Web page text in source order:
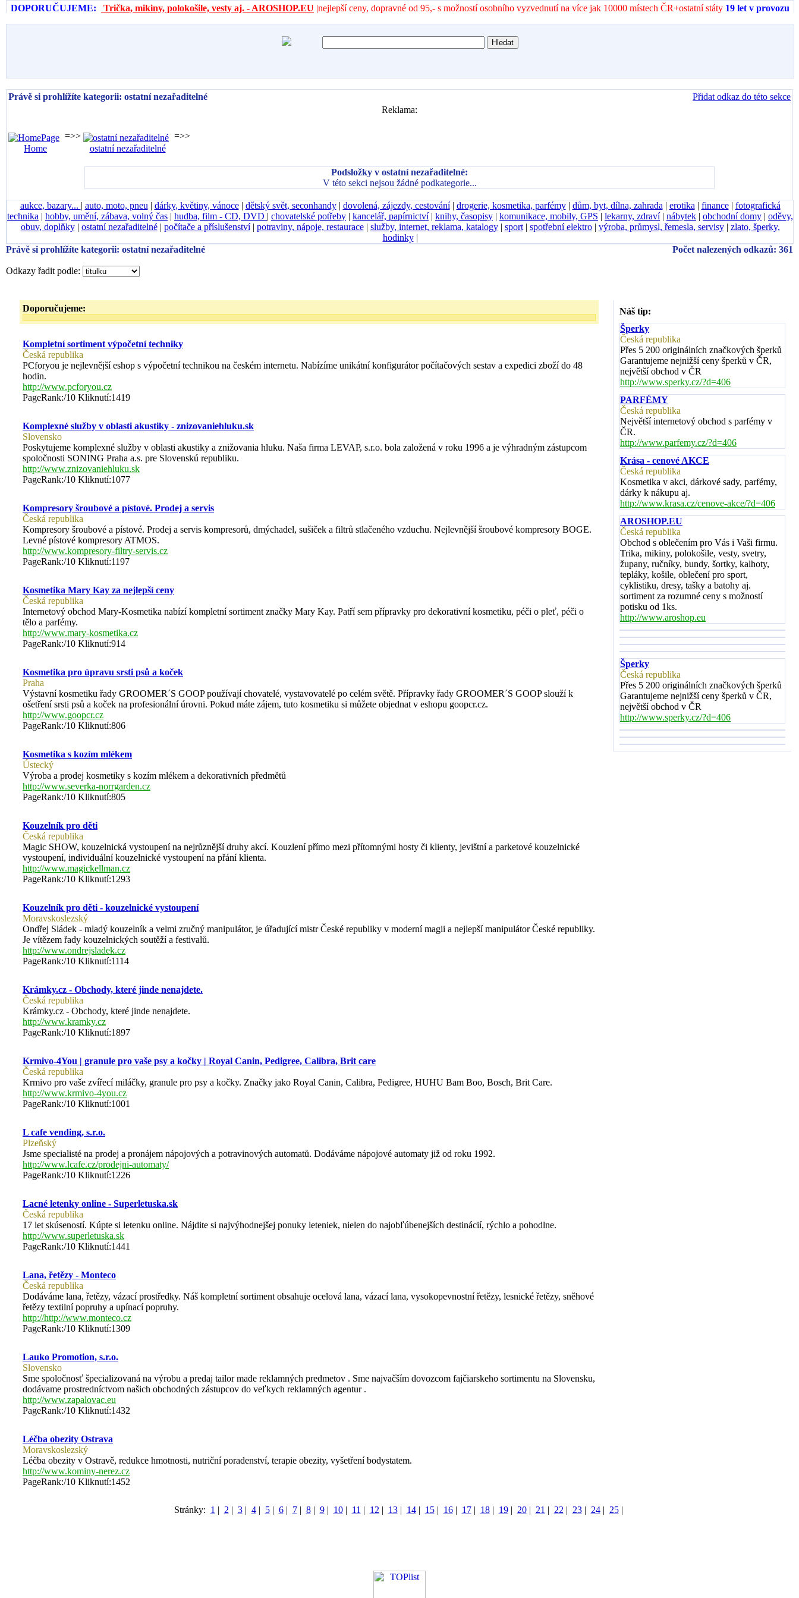
DOPORUČUJEME: Trička, mikiny, polokošile, vesty aj. - AROSHOP.EU |nejlepší ceny, dopravné od 95,- s možností osobního vyzvednutí na více jak 10000 místech ČR+ostatní státy 19 let v provozu
Právě si prohlížíte kategorii: ostatní nezařaditelné
Přidat odkaz do této sekce
Reklama:
Home
=>>
ostatní nezařaditelné
=>>
Podsložky v ostatní nezařaditelné:
V této sekci nejsou žádné podkategorie...
aukce, bazary... | auto, moto, pneu | dárky, květiny, vánoce| dětský svět, seconhandy| dovolená, zájezdy, cestování| drogerie, kosmetika, parfémy| dům, byt, dílna, zahrada | erotika | finance| fotografická
technika | hobby, umění, zábava, volný čas | hudba, film - CD, DVD | chovatelské potřeby | kancelář, papírnictví| knihy, časopisy | komunikace, mobily, GPS | lekarny, zdraví| nábytek | obchodní domy | oděvy,
obuv, doplňky| ostatní nezařaditelné| počítače a příslušenství| potraviny, nápoje, restaurace| služby, internet, reklama, katalogy| sport| spotřební elektro| výroba, průmysl, řemesla, servisy| zlato, šperky,
hodinky|
Právě si prohlížíte kategorii: ostatní nezařaditelné
Počet nalezených odkazů: 361
Odkazy řadit podle:
Doporučujeme:
Kompletní sortiment výpočetní techniky
Česká republika
PCforyou je nejlevnější eshop s výpočetní technikou na českém internetu. Nabízíme unikátní konfigurátor počítačových sestav a expedici zboží do 48
hodin.
http://www.pcforyou.cz
PageRank:/10 Kliknutí:1419
Komplexné služby v oblasti akustiky - znizovaniehluku.sk
Slovensko
Poskytujeme komplexné služby v oblasti akustiky a znižovania hluku. Naša firma LEVAP, s.r.o. bola založená v roku 1996 a je výhradným zástupcom
spoločnosti SONING Praha a.s. pre Slovenskú republiku.
http://www.znizovaniehluku.sk
PageRank:/10 Kliknutí:1077
Kompresory šroubové a pístové. Prodej a servis
Česká republika
Kompresory šroubové a pístové. Prodej a servis kompresorů, dmýchadel, sušiček a filtrů stlačeného vzduchu. Nejlevnější šroubové kompresory BOGE.
Levné pístové kompresory ATMOS.
http://www.kompresory-filtry-servis.cz
PageRank:/10 Kliknutí:1197
Kosmetika Mary Kay za nejlepší ceny
Česká republika
Internetový obchod Mary-Kosmetika nabízí kompletní sortiment značky Mary Kay. Patří sem přípravky pro dekorativní kosmetiku, péči o pleť, péči o
tělo a parfémy.
http://www.mary-kosmetika.cz
PageRank:/10 Kliknutí:914
Kosmetika pro úpravu srsti psů a koček
Praha
Výstavní kosmetiku řady GROOMER´S GOOP používají chovatelé, vystavovatelé po celém světě. Přípravky řady GROOMER´S GOOP slouží k
ošetření srsti psů a koček na profesionální úrovni. Pokud máte zájem, tuto kosmetiku si můžete objednat v eshopu goopcr.cz.
http://www.goopcr.cz
PageRank:/10 Kliknutí:806
Kosmetika s kozím mlékem
Ústecký
Výroba a prodej kosmetiky s kozím mlékem a dekorativních předmětů
http://www.severka-norrgarden.cz
PageRank:/10 Kliknutí:805
Kouzelník pro děti
Česká republika
Magic SHOW, kouzelnická vystoupení na nejrůznější druhy akcí. Kouzlení přímo mezi přítomnými hosty či klienty, jevištní a parketové kouzelnické
vystoupení, individuální kouzelnické vystoupení na přání klienta.
http://www.magickellman.cz
PageRank:/10 Kliknutí:1293
Kouzelník pro děti - kouzelnické vystoupení
Moravskoslezský
Ondřej Sládek - mladý kouzelník a velmi zručný manipulátor, je úřadující mistr České republiky v moderní magii a nejlepší manipulátor České republiky.
Je vítězem řady kouzelnických soutěží a festivalů.
http://www.ondrejsladek.cz
PageRank:/10 Kliknutí:1114
Krámky.cz - Obchody, které jinde nenajdete.
Česká republika
Krámky.cz - Obchody, které jinde nenajdete.
http://www.kramky.cz
PageRank:/10 Kliknutí:1897
Krmivo-4You | granule pro vaše psy a kočky | Royal Canin, Pedigree, Calibra, Brit care
Česká republika
Krmivo pro vaše zvířecí miláčky, granule pro psy a kočky. Značky jako Royal Canin, Calibra, Pedigree, HUHU Bam Boo, Bosch, Brit Care.
http://www.krmivo-4you.cz
PageRank:/10 Kliknutí:1001
L cafe vending, s.r.o.
Plzeňský
Jsme specialisté na prodej a pronájem nápojových a potravinových automatů. Dodáváme nápojové automaty již od roku 1992.
http://www.lcafe.cz/prodejni-automaty/
PageRank:/10 Kliknutí:1226
Lacné letenky online - Superletuska.sk
Česká republika
17 let skúseností. Kúpte si letenku online. Nájdite si najvýhodnejšej ponuky leteniek, nielen do najobľúbenejších destinácií, rýchlo a pohodlne.
http://www.superletuska.sk
PageRank:/10 Kliknutí:1441
Lana, řetězy - Monteco
Česká republika
Dodáváme lana, řetězy, vázací prostředky. Náš kompletní sortiment obsahuje ocelová lana, vázací lana, vysokopevnostní řetězy, lesnické řetězy, sněhové
řetězy textilní popruhy a upínací popruhy.
http://http://www.monteco.cz
PageRank:/10 Kliknutí:1309
Lauko Promotion, s.r.o.
Slovensko
Sme spoločnosť špecializovaná na výrobu a predaj tailor made reklamných predmetov . Sme najvačším dovozcom fajčiarskeho sortimentu na Slovensku,
dodávame prostredníctvom našich obchodných zástupcov do veľkych reklamných agentur .
http://www.zapalovac.eu
PageRank:/10 Kliknutí:1432
Léčba obezity Ostrava
Moravskoslezský
Léčba obezity v Ostravě, redukce hmotnosti, nutriční poradenství, terapie obezity, vyšetření bodystatem.
http://www.kominy-nerez.cz
PageRank:/10 Kliknutí:1452
Náš tip:
Šperky
Česká republika
Přes 5 200 originálních značkových šperků
Garantujeme nejnižší ceny šperků v ČR,
největší obchod v ČR
http://www.sperky.cz/?d=406
PARFÉMY
Česká republika
Největší internetový obchod s parfémy v
ČR.
http://www.parfemy.cz/?d=406
Krása - cenové AKCE
Česká republika
Kosmetika v akci, dárkové sady, parfémy,
dárky k nákupu aj.
http://www.krasa.cz/cenove-akce/?d=406
AROSHOP.EU
Česká republika
Obchod s oblečením pro Vás i Vaši firmu.
Trika, mikiny, polokošile, vesty, svetry,
župany, ručníky, bundy, šortky, kalhoty,
tepláky, košile, oblečení pro sport,
cyklistiku, dresy, tašky a batohy aj.
sortiment za rozumné ceny s možností
potisku od 1ks.
http://www.aroshop.eu
Šperky
Česká republika
Přes 5 200 originálních značkových šperků
Garantujeme nejnižší ceny šperků v ČR,
největší obchod v ČR
http://www.sperky.cz/?d=406
Stránky: 1 | 2 | 3| 4| 5| 6| 7| 8| 9| 10| 11 | 12 | 13| 14| 15| 16| 17| 18| 19| 20| 21 | 22 | 23| 24| 25|